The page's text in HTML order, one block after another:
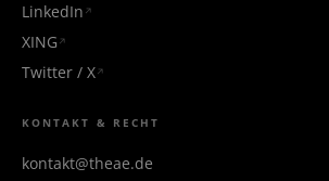
LinkedIn
XING
Twitter / X
KONTAKT & RECHT
kontakt@theae.de